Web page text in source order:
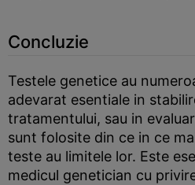
Concluzie
Testele genetice au
adevarat esentiale in
tratamentului, sau in
sunt folosite din ce in ce
teste au limitele lor. Este
medicul genetician cu